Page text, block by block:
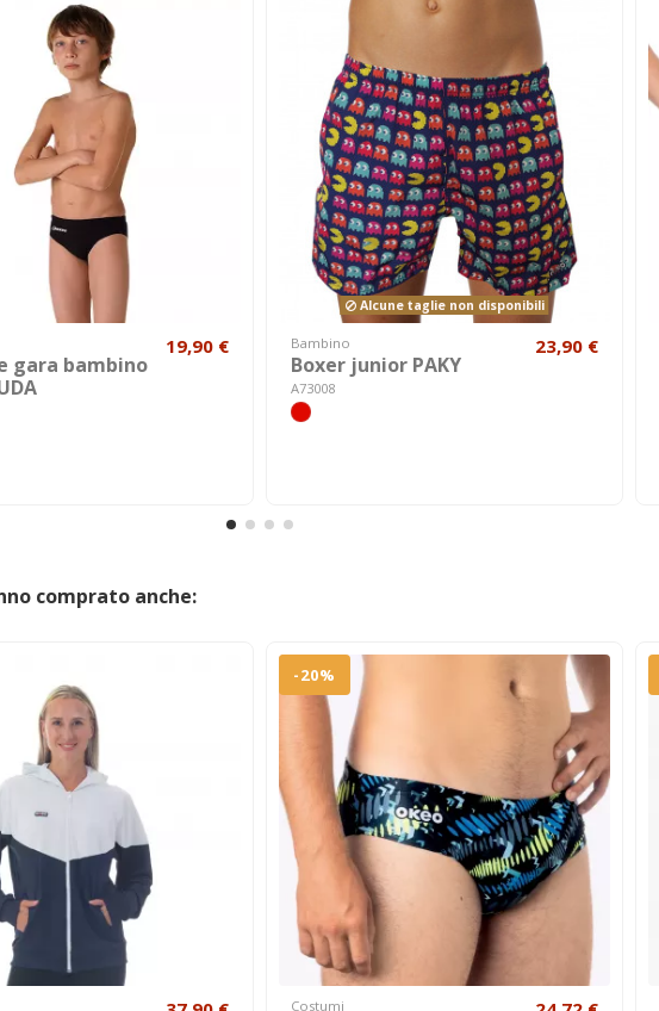
gara bambino
19,90 €
Alcune taglie non disponibili
Bambino
Boxer junior PAKY
A73008
23,90 €
comprato anche:
-20%
Costumi